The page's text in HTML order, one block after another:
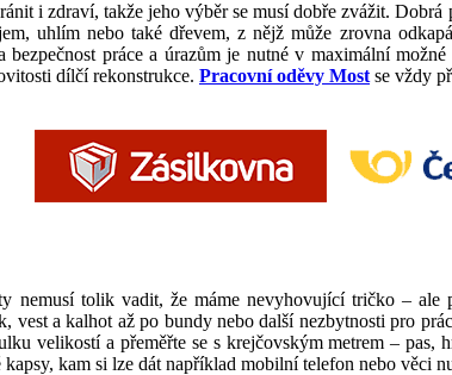
i zdraví, takže jeho výběr se musí dobře zvážit. Dobrá
uhlím nebo také dřevem, z nějž může zrovna
práce a úrazům je nutné v maximální
dílčí rekonstrukce. Pracovní oděvy Most se vždy
tolik vadit, že máme nevyhovující tričko – ale
a kalhot až po bundy nebo další nezbytnosti pro
velikostí a přeměřte se s krejčovským metrem – pas,
kam si lze dát například mobilní telefon nebo věci